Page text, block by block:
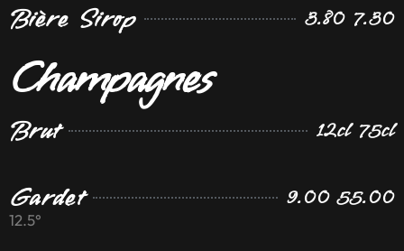
Bière Sirop 3.80 7.30
Champagnes
Brut 12cl 75cl
Gardet 9.00 55.00
12.5°